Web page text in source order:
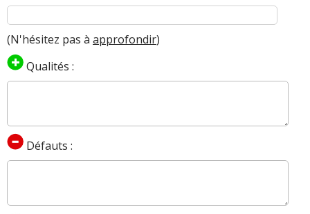
(N'hésitez pas à approfondir)
Qualités :
Défauts :